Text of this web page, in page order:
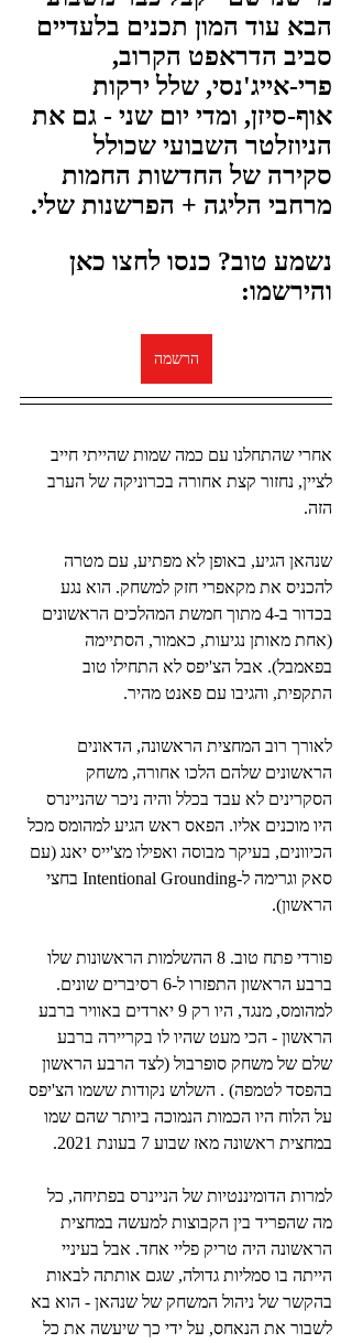
הבא עוד המון תכנים בלעדיים
סביב הדראפט הקרוב,
פרי-אייג'נסי, שלל ירקות
אוף-סיזן, ומדי יום שני - גם את
הניוזלטר השבועי שכולל
סקירה של החדשות החמות
מרחבי הליגה + הפרשנות שלי.
נשמע טוב? כנסו לחצו כאן
והירשמו:
הרשמה
אחרי שהתחלנו עם כמה שמות שהייתי חייב
לציין, נחזור קצת אחורה בכרוניקה של הערב
הזה.
שנהאן הגיע, באופן לא מפתיע, עם מטרה
להכניס את מקאפרי חזק למשחק. הוא נגע
בכדור ב-4 מתוך חמשת המהלכים הראשונים
(אחת מאותן נגיעות, כאמור, הסתיימה
בפאמבל). אבל הצ'יפס לא התחילו טוב
התקפית, והגיבו עם פאנט מהיר.
לאורך רוב המחצית הראשונה, הדאונים
הראשונים שלהם הלכו אחורה, משחק
הסקרינים לא עבד בכלל והיה ניכר שהניינרס
היו מוכנים אליו. הפאס ראש הגיע למהומס מכל
הכיוונים, בעיקר מבוסה ואפילו מצ'ייס יאנג (עם
סאק וגרימה ל-Intentional Grounding בחצי
הראשון).
פורדי פתח טוב. 8 ההשלמות הראשונות שלו
ברבע הראשון התפזרו ל-6 רסיברים שונים.
למהומס, מנגד, היו רק 9 יארדים באוויר ברבע
הראשון - הכי מעט שהיו לו בקריירה ברבע
שלם של משחק סופרבול (לצד הרבע הראשון
בהפסד לטמפה) . השלוש נקודות ששמו הצ'יפס
על הלוח היו הכמות הנמוכה ביותר שהם שמו
במחצית ראשונה מאז שבוע 7 בעונת 2021.
למרות הדומיננטיות של הניינרס בפתיחה, כל
מה שהפריד בין הקבוצות למעשה במחצית
הראשונה היה טריק פליי אחד. אבל בעיניי
הייתה בו סמליות גדולה, שגם אותתה לבאות
בהקשר של ניהול המשחק של שנהאן - הוא בא
לשבור את הנאחס, על ידי כך שיעשה את כל